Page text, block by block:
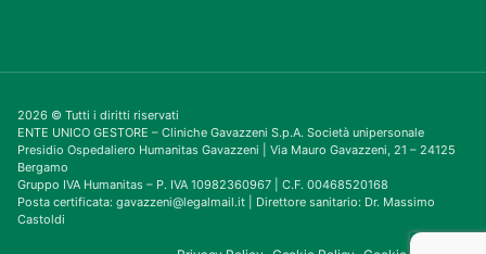
2026 © Tutti i diritti riservati
ENTE UNICO GESTORE – Cliniche Gavazzeni S.p.A. Società unipersonale
Presidio Ospedaliero Humanitas Gavazzeni | Via Mauro Gavazzeni, 21 – 24125
Bergamo
Gruppo IVA Humanitas – P. IVA 10982360967 | C.F. 00468520168
Posta certificata: gavazzeni@legalmail.it | Direttore sanitario: Dr. Massimo
Castoldi